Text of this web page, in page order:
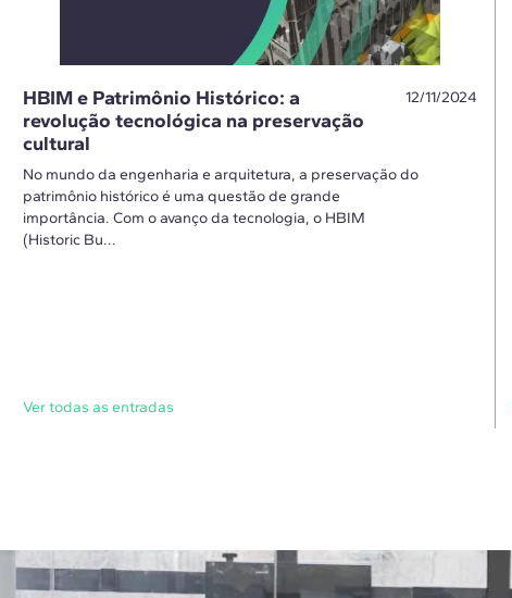
HBIM e Patrimônio Histórico: a
revolução tecnológica na preservação
cultural
12/11/2024
No mundo da engenharia e arquitetura, a preservação do
patrimônio histórico é uma questão de grande
importância. Com o avanço da tecnologia, o HBIM
(Historic Bu...
Ver todas as entradas